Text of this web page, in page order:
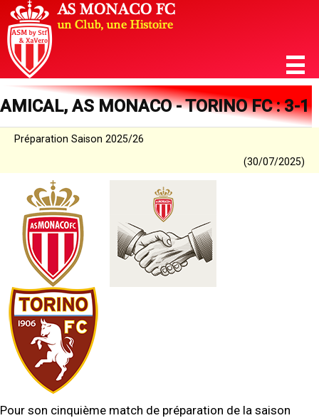
AMICAL, AS MONACO - TORINO FC : 3-1
Préparation Saison 2025/26
(30/07/2025)
Pour son cinquième match de préparation de la saison